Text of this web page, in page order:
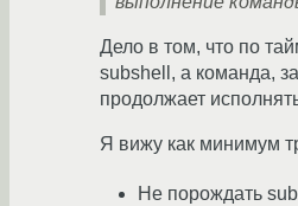
Дело в том, что по
subshell, а команда,
продолжает
Я вижу как минимум
Не порождать